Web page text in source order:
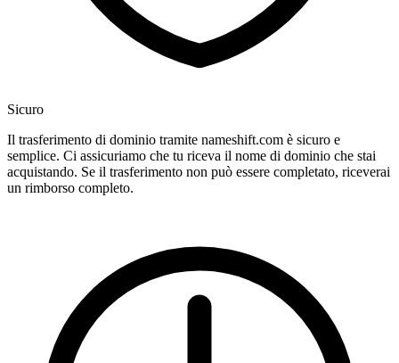
Sicuro
Il trasferimento di dominio tramite nameshift.com è sicuro e
semplice. Ci assicuriamo che tu riceva il nome di dominio che stai
acquistando. Se il trasferimento non può essere completato, riceverai
un rimborso completo.